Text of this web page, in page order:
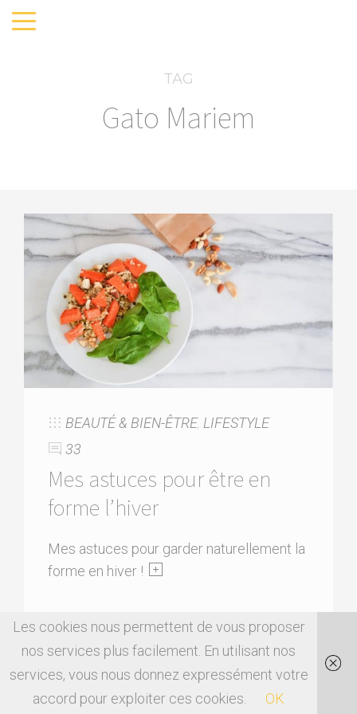
TAG
Gato Mariem
BEAUTÉ & BIEN-ÊTRE, LIFESTYLE
33
Mes astuces pour être en
forme l’hiver
Mes astuces pour garder naturellement la
forme en hiver !
Les cookies nous permettent de vous proposer
nos services plus facilement. En utilisant nos
services, vous nous donnez expressément votre
accord pour exploiter ces cookies.
OK